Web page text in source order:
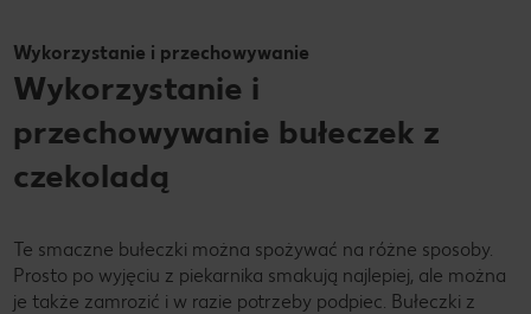
Wykorzystanie i przechowywanie
Wykorzystanie i
przechowywanie bułeczek z
czekoladą
Te smaczne bułeczki można spożywać na różne sposoby.
Prosto po wyjęciu z piekarnika smakują najlepiej, ale można
je także zamrozić i w razie potrzeby podpiec. Bułeczki z